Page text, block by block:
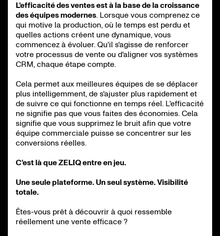
L'efficacité des ventes est à la base de la croissance
des équipes modernes. Lorsque vous comprenez ce
qui motive la production, où le temps est perdu et
quelles actions créent une dynamique, vous
commencez à évoluer. Qu'il s'agisse de renforcer
votre processus de vente ou d'aligner vos systèmes
CRM, chaque étape compte.
Cela permet aux meilleures équipes de se déplacer
plus intelligemment, de s'ajuster plus rapidement et
de suivre ce qui fonctionne en temps réel. L'efficacité
ne signifie pas que vous faites des économies. Cela
signifie que vous supprimez le bruit afin que votre
équipe commerciale puisse se concentrer sur les
conversions réelles.
C'est là que ZELIQ entre en jeu.
Une seule plateforme. Un seul système. Visibilité
totale.
Êtes-vous prêt à découvrir à quoi ressemble
réellement une vente efficace ?